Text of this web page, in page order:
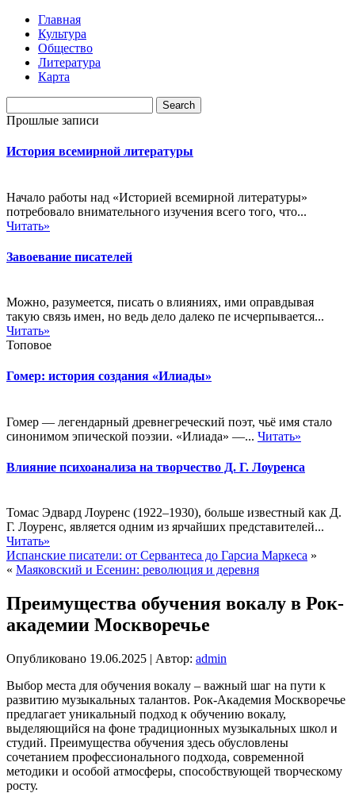
Главная
Культура
Общество
Литература
Карта
Прошлые записи
История всемирной литературы
Начало работы над «Историей всемирной литературы»
потребовало внимательного изучения всего того, что...
Читать»
Завоевание писателей
Можно, разумеется, писать о влияниях, ими оправдывая
такую связь имен, но ведь дело далеко пе исчерпывается...
Читать»
Топовое
Гомер: история создания «Илиады»
Гомер — легендарный древнегреческий поэт, чьё имя стало
синонимом эпической поэзии. «Илиада» —... Читать»
Влияние психоанализа на творчество Д. Г. Лоуренса
Томас Эдвард Лоуренс (1922–1930), больше известный как Д.
Г. Лоуренс, является одним из ярчайших представителей...
Читать»
Испанские писатели: от Сервантеса до Гарсиа Маркеса »
« Маяковский и Есенин: революция и деревня
Преимущества обучения вокалу в Рок-
академии Москворечье
Опубликовано 19.06.2025 | Автор: admin
Выбор места для обучения вокалу – важный шаг на пути к
развитию музыкальных талантов. Рок-Академия Москворечье
предлагает уникальный подход к обучению вокалу,
выделяющийся на фоне традиционных музыкальных школ и
студий. Преимущества обучения здесь обусловлены
сочетанием профессионального подхода, современной
методики и особой атмосферы, способствующей творческому
росту.